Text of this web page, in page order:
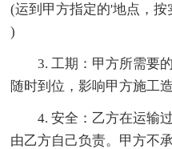
(运到甲方指定的'地点，按
)
3. 工期：甲方所需要
随时到位，影响甲方施工
4. 安全：乙方在运输
由乙方自己负责。甲方不